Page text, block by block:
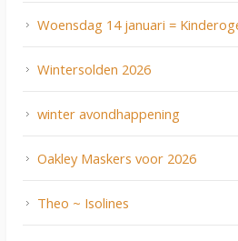
Woensdag 14 januari =
Wintersolden 2026
winter avondhappening
Oakley Maskers voor 2026
Theo ~ Isolines